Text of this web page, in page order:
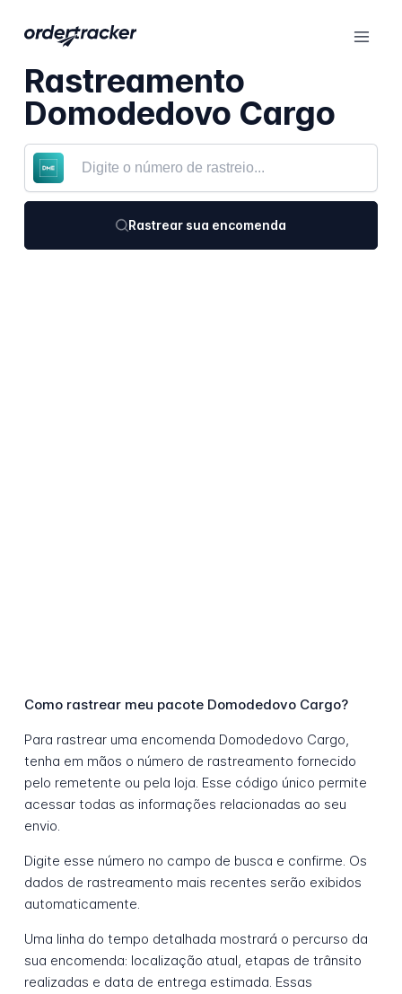
Rastreamento
Domodedovo Cargo
Rastrear sua encomenda
Como rastrear meu pacote Domodedovo Cargo?
Para rastrear uma encomenda Domodedovo Cargo,
tenha em mãos o número de rastreamento fornecido
pelo remetente ou pela loja. Esse código único permite
acessar todas as informações relacionadas ao seu
envio.
Digite esse número no campo de busca e confirme. Os
dados de rastreamento mais recentes serão exibidos
automaticamente.
Uma linha do tempo detalhada mostrará o percurso da
sua encomenda: localização atual, etapas de trânsito
realizadas e data de entrega estimada. Essas